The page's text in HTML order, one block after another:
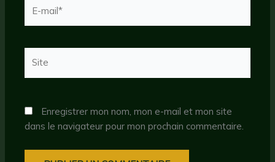
mail*
Enregistrer mon nom, mon e-mail et mon site
dans le navigateur pour mon prochain commentaire.